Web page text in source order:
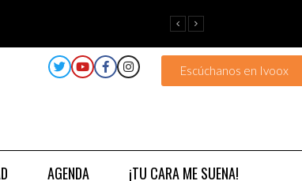
Escúchanos en Ivoox
AGENDA ¡TU CARA ME SUENA!